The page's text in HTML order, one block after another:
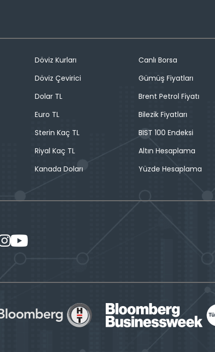
Döviz Kurları
Döviz Çevirici
Dolar TL
Euro TL
Sterin Kaç TL
Riyal Kaç TL
Kanada Doları
Canlı Borsa
Gümüş Fiyatları
Brent Petrol Fiyatı
Bilezik Fiyatları
BIST 100 Endeksi
Altın Hesaplama
Yüzde Hesaplama